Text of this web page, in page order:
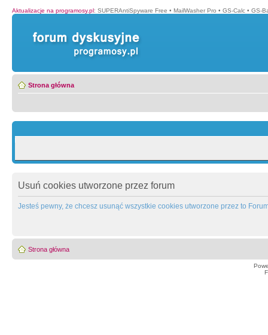
Aktualizacje na programosy.pl: SUPERAntiSpyware Free • MailWasher Pro • GS-Calc • GS-
Strona główna
Usuń cookies utworzone przez forum
Jesteś pewny, że chcesz usunąć wszystkie cookies utworzone przez to
Strona główna